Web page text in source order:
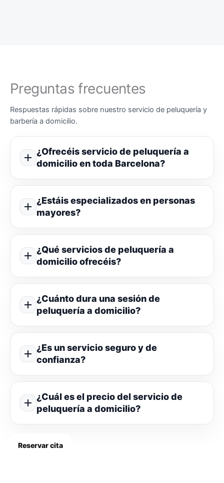
Preguntas frecuentes
Respuestas rápidas sobre nuestro servicio de peluquería y
barbería a domicilio.
¿Ofrecéis servicio de peluquería a
domicilio en toda Barcelona?
¿Estáis especializados en personas
mayores?
¿Qué servicios de peluquería a
domicilio ofrecéis?
¿Cuánto dura una sesión de
peluquería a domicilio?
¿Es un servicio seguro y de
confianza?
¿Cuál es el precio del servicio de
peluquería a domicilio?
Reservar cita